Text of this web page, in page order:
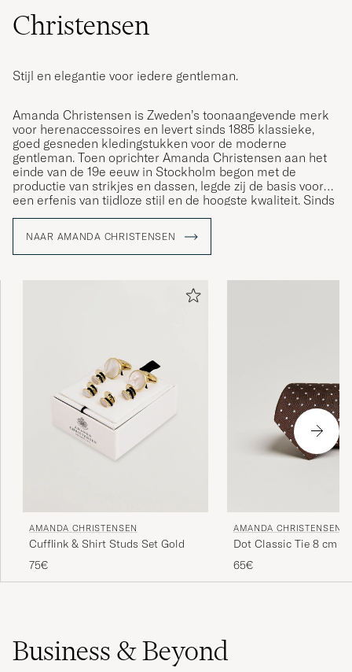
jobbigt efter en dag på kontoret. Kommer
JOAKIM L GEKOCHT OP OP CAREOFCARL.SE
skön passform men dålig kvalitet
MATS S GEKOCHT OP OP CAREOFCARL.SE
Christensen
Stijl en elegantie voor iedere gentleman.
Amanda Christensen is Zweden’s toonaangevende merk
voor herenaccessoires en levert sinds 1885 klassieke,
goed gesneden kledingstukken voor de moderne
gentleman. Toen oprichter Amanda Christensen aan het
einde van de 19e eeuw in Stockholm begon met de
productie van strikjes en dassen, legde zij de basis voor
een erfenis van tijdloze stijl en de hoogste kwaliteit. Sinds
1949 is het bedrijf hofleverancier en biedt het
manchetknopen – details die de persoonlijkheid en stijl
van bewuste mannen wereldwijd versterken. Een groot
Italië, waar het vakmanschap al generaties lang wordt
NAAR AMANDA CHRISTENSEN
AMANDA CHRISTENSEN
Cufflink & Shirt Studs Set Gold
75€
AMANDA CHRISTENSEN
Dot Classic Tie 8 cm
65€
Business & Beyond